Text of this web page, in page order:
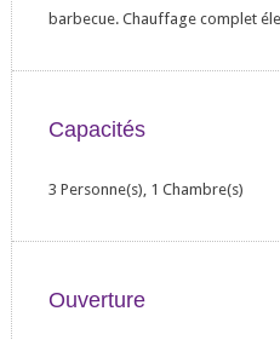
barbecue. Chauffage complet
Capacités
3 Personne(s), 1 Chambre(s)
Ouverture